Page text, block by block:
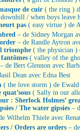
de cuir ( the ring )
/ when boys leave
pas ( easy virtue ) de
– de Sidney Morgan
– de Randle Aytron
triomphe ( the physician )
( valley of the
– de Bert Glennon avec
Dean avec Edna Best
( the love storm ) de
quat’sous ( Sally in our
: Sherlock Holmes’
/ The water gipsies –
Wilhelm Thiele avec
/ Orders are orders –